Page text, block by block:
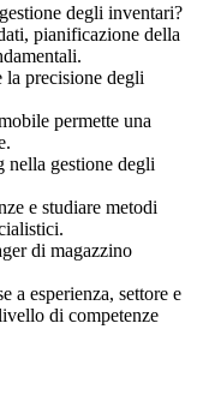
degli inventari?
pianificazione della
precisione degli
permette una
nella gestione degli
e studiare metodi
di magazzino
a esperienza, settore e
di competenze